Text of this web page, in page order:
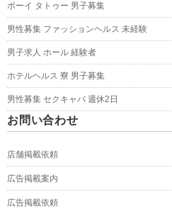
ボーイ タトゥー 男子募集
男性募集 ファッションヘルス 未経験
男子求人 ホール 経験者
ホテルヘルス 寮 男子募集
男性募集 セクキャバ 週休2日
お問い合わせ
店舗掲載依頼
広告掲載案内
広告掲載依頼